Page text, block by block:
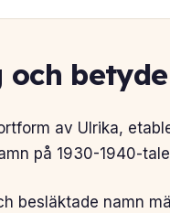
och
av Ulrika,
på 1930-1940-
besläktade namn